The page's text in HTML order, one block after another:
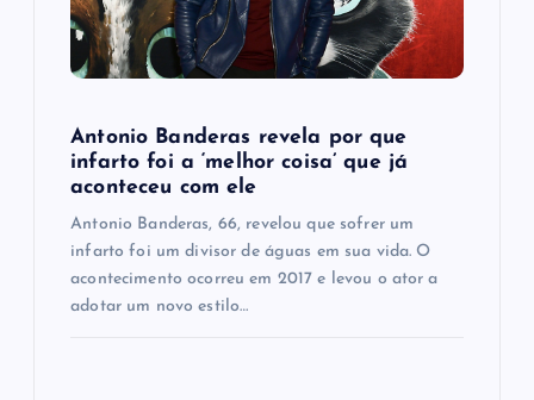
Antonio Banderas revela por que
infarto foi a ‘melhor coisa’ que já
aconteceu com ele
Antonio Banderas, 66, revelou que sofrer um
infarto foi um divisor de águas em sua vida. O
acontecimento ocorreu em 2017 e levou o ator a
adotar um novo estilo…